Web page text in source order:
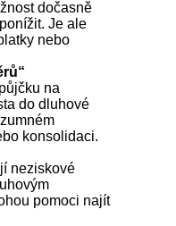
dočasně
Je ale
nebo
na
do dluhové
konsolidaci.
neziskové
pomoci najít